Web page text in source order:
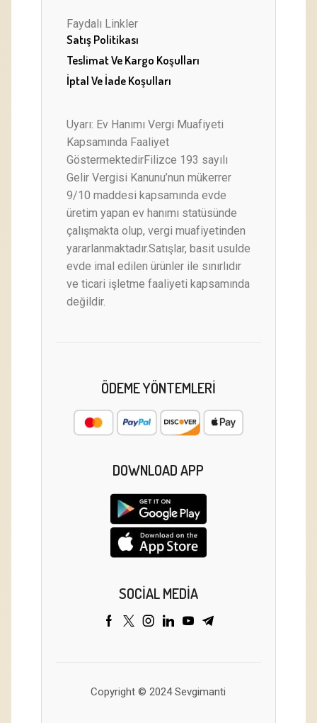
Faydalı Linkler
Satış Politikası
Teslimat Ve Kargo Koşulları
İptal Ve İade Koşulları
Uyarı: Ev Hanımı Vergi Muafiyeti
Kapsamında Faaliyet
GöstermektedirFilizce 193 sayılı
Gelir Vergisi Kanunu’nun mükerrer
9/10 maddesi kapsamında evde
üretim yapan ev hanımı statüsünde
çalışmakta olup, vergi muafiyetinden
yararlanmaktadır.Satışlar, basit usulde
evde imal edilen ürünler ile sınırlıdır
ve ticari işletme faaliyeti kapsamında
değildir.
ÖDEME YÖNTEMLERI
DOWNLOAD APP
SOCIAL MEDIA
Copyright © 2024 Sevgimanti